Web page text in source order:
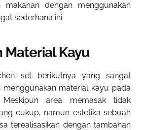
makanan dengan menggunakan
sederhana ini.
Material Kayu
set berikutnya yang sangat
menggunakan material kayu pada
area memasak tidak
cukup, namun estetika sebuah
terealisasikan dengan tambahan